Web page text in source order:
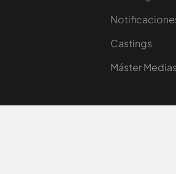
Castings
Máster